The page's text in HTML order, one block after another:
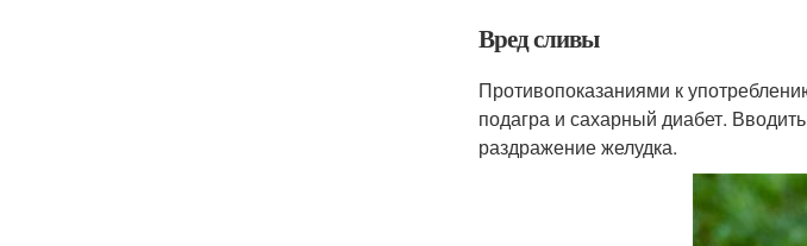
Вред сливы
Противопоказаниями к
подагра и сахарный диабет.
раздражение желудка.